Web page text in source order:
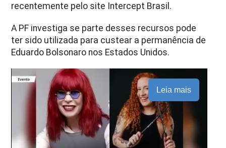
recentemente pelo site Intercept Brasil.
A PF investiga se parte desses recursos pode
ter sido utilizada para custear a permanência de
Eduardo Bolsonaro nos Estados Unidos.
Leia mais